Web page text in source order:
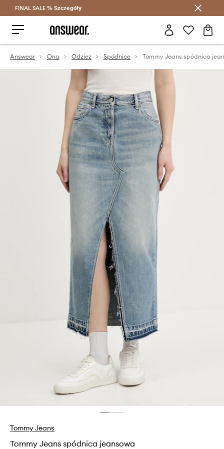
Oszczędzaj z Answear Club >
FINAL SALE % Szczegóły
Answear Ona Odzież Spódnice Tommy Jeans spódnica
Tommy Jeans
Tommy Jeans spódnica jeansowa